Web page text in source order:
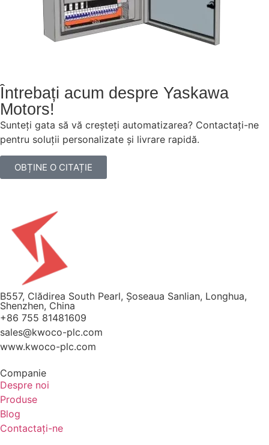
Întrebați acum despre Yaskawa
Motors!
Sunteți gata să vă creșteți automatizarea? Contactați-ne
pentru soluții personalizate și livrare rapidă.
OBȚINE O CITAȚIE
B557, Clădirea South Pearl, Șoseaua Sanlian, Longhua,
Shenzhen, China
+86 755 81481609
sales@kwoco-plc.com
www.kwoco-plc.com
Companie
Despre noi
Produse
Blog
Contactaţi-ne